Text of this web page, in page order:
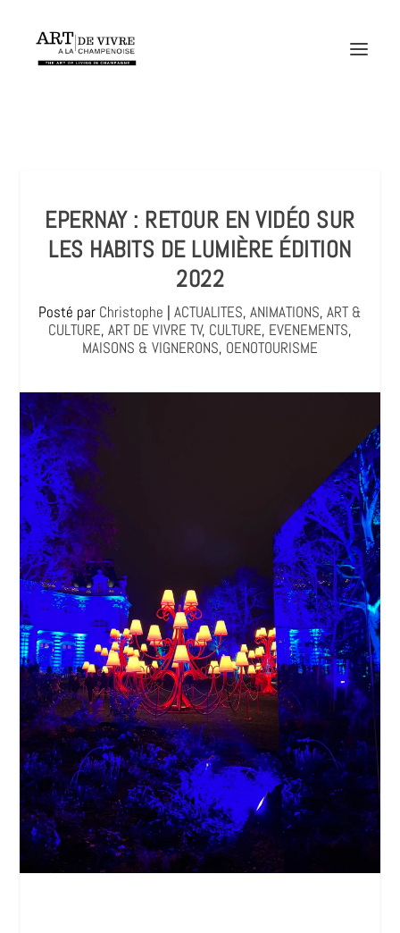
EPERNAY : RETOUR EN VIDÉO SUR
LES HABITS DE LUMIÈRE ÉDITION
2022
Posté par Christophe | ACTUALITES, ANIMATIONS, ART &
CULTURE, ART DE VIVRE TV, CULTURE, EVENEMENTS,
MAISONS & VIGNERONS, OENOTOURISME